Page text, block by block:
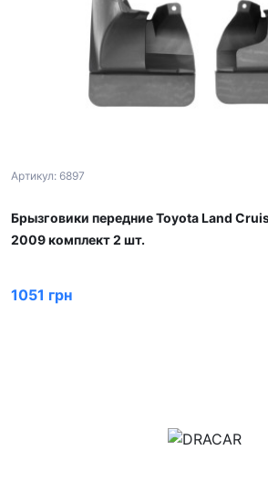
Артикул: 6897
Брызговики передние Toyota Land
2009 комплект 2 шт.
1051 грн